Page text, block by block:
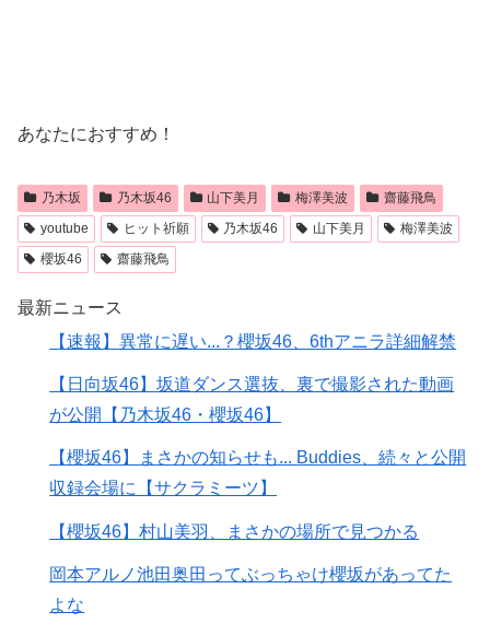
あなたにおすすめ！
乃木坂 乃木坂46 山下美月 梅澤美波
齋藤飛鳥
youtube
ヒット祈願 乃木坂46 山下美月
梅澤美波
櫻坂46
齋藤飛鳥
最新ニュース
【速報】異常に遅い...？櫻坂46、6thアニラ詳細解禁
【日向坂46】坂道ダンス選抜、裏で撮影された動画
が公開【乃木坂46・櫻坂46】
【櫻坂46】まさかの知らせも... Buddies、続々と公開
収録会場に【サクラミーツ】
【櫻坂46】村山美羽、まさかの場所で見つかる
岡本アルノ池田奥田ってぶっちゃけ櫻坂があってた
よな